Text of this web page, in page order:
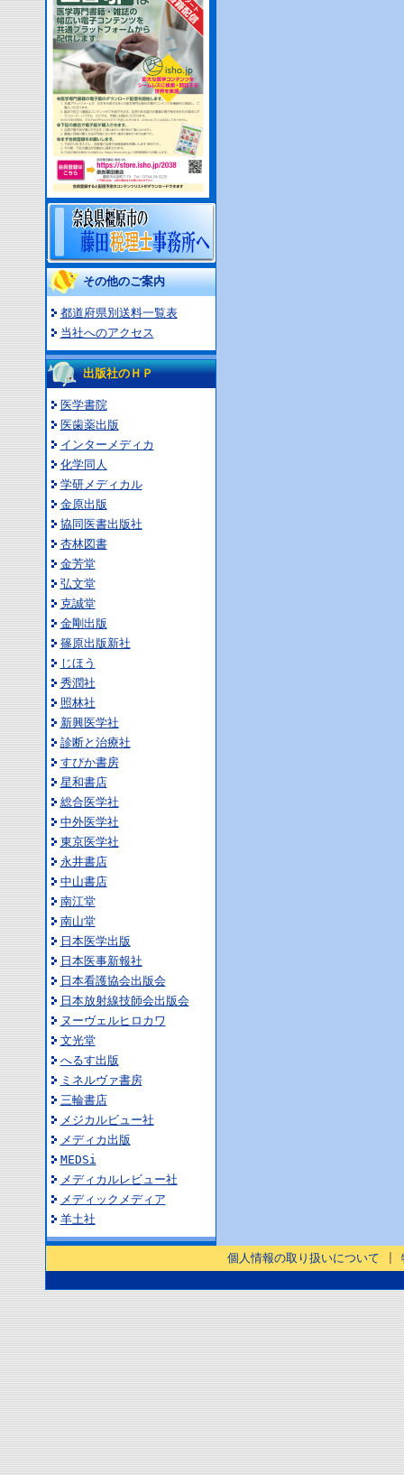
その他のご案内
都道府県別送料一覧表
当社へのアクセス
出版社のＨＰ
医学書院
医歯薬出版
インターメディカ
化学同人
学研メディカル
金原出版
協同医書出版社
杏林図書
金芳堂
弘文堂
克誠堂
金剛出版
篠原出版新社
じほう
秀潤社
照林社
新興医学社
診断と治療社
すぴか書房
星和書店
総合医学社
中外医学社
東京医学社
永井書店
中山書店
南江堂
南山堂
日本医学出版
日本医事新報社
日本看護協会出版会
日本放射線技師会出版会
ヌーヴェルヒロカワ
文光堂
へるす出版
ミネルヴァ書房
三輪書店
メジカルビュー社
メディカ出版
MEDSi
メディカルレビュー社
メディックメディア
羊土社
個人情報の取り扱いについて